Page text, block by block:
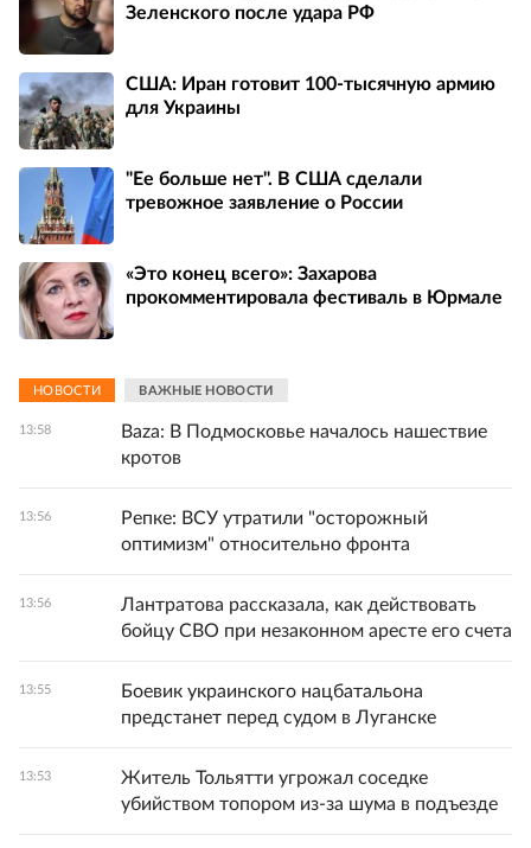
Зеленского после удара РФ
США: Иран готовит 100-тысячную армию
для Украины
"Ее больше нет". В США сделали
тревожное заявление о России
«Это конец всего»: Захарова
прокомментировала фестиваль в Юрмале
НОВОСТИ ВАЖНЫЕ НОВОСТИ
13:58
Baza: В Подмосковье началось нашествие
кротов
13:56
Репке: ВСУ утратили "осторожный
оптимизм" относительно фронта
13:56
Лантратова рассказала, как действовать
бойцу СВО при незаконном аресте его счета
13:55
Боевик украинского нацбатальона
предстанет перед судом в Луганске
13:53
Житель Тольятти угрожал соседке
убийством топором из-за шума в подъезде